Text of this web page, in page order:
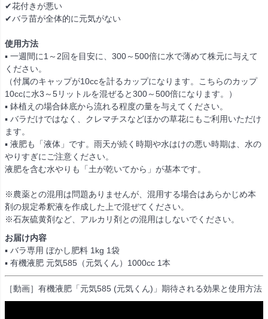
✔花付きが悪い
✔バラ苗が全体的に元気がない
使用方法
▪ 一週間に1～2回を目安に、300～500倍に水で薄めて株元に与えて
ください。
（付属のキャップが10ccを計るカップになります。こちらのカップ
10ccに水3～5リットルを混ぜると300～500倍になります。）
▪ 鉢植えの場合鉢底から流れる程度の量を与えてください。
▪ バラだけではなく、クレマチスなどほかの草花にもご利用いただけ
ます。
▪ 液肥も「液体」です。雨天が続く時期や水はけの悪い時期は、水の
やりすぎにご注意ください。
液肥を含む水やりも「土が乾いてから」が基本です。
※農薬との混用は問題ありませんが、混用する場合はあらかじめ本
剤の規定希釈液を作成した上で混ぜてください。
※石灰硫黄剤など、アルカリ剤との混用はしないでください。
お届け内容
▪ バラ専用 ぼかし肥料 1kg 1袋
▪ 有機液肥 元気585（元気くん）1000cc 1本
［動画］有機液肥「元気585 (元気くん)」期待される効果と使用方法